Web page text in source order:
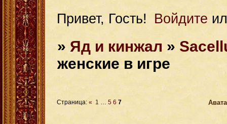
Привет, Гость! Войдите
» Яд и кинжал »
женские в игре
Страница:« 1 … 5 6 7